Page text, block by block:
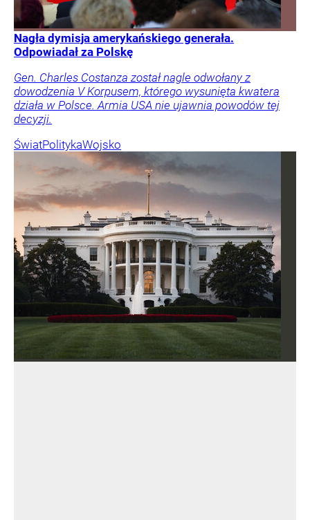
Nagła dymisja amerykańskiego generała.
Odpowiadał za Polskę
Gen. Charles Costanza został nagle odwołany z
dowodzenia V Korpusem, którego wysunięta kwatera
działa w Polsce. Armia USA nie ujawnia powodów tej
decyzji.
ŚwiatPolitykaWojsko